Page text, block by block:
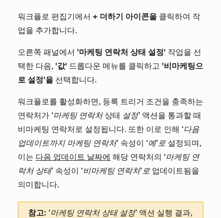
워크플로 편집기에서 + 더하기 아이콘을 클릭하여 작
업을 추가합니다.
오른쪽 패널에서 '마케팅 연락처 상태 설정' 작업을 선
택한 다음, '값' 드롭다운 메뉴를 클릭하고 '비마케팅으
로 설정'을 선택합니다.
워크플로를 활성화하면, 등록 트리거 조건을 충족하는
연락처가 ‘마케팅 연락처상태 설정’ 액션을 통과할 때
비마케팅 연락처로 설정됩니다. 또한 이로 인해 ‘다음
업데이트까지 마케팅 연락처’ 속성이 ‘예’로 설정되며,
이는 다음 업데이트 날짜에 해당 연락처의 ‘마케팅 연
락처 상태’ 속성이 ‘비마케팅 연락처’로 업데이트됨을
의미합니다.
참고: ‘마케팅 연락처 상태 설정’ 액션 실행 결과,